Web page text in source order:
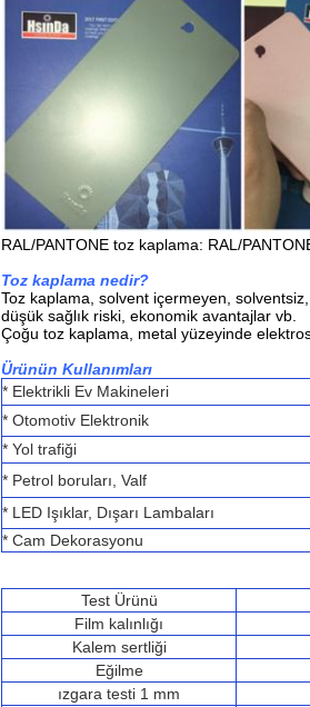
RAL/PANTONE toz kaplama: RAL/
Toz kaplama nedir?
Toz kaplama, solvent içermeyen,
düşük sağlık riski, ekonomik avantajlar vb.
Çoğu toz kaplama, metal yüzeyinde
Ürünün Kullanımları
* Elektrikli Ev Makineleri
* Otomotiv Elektronik
* Yol trafiği
* Petrol boruları, Valf
* LED Işıklar, Dışarı Lambaları
* Cam Dekorasyonu
Test Ürünü
Film kalınlığı
Kalem sertliği
Eğilme
ızgara testi 1 mm